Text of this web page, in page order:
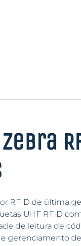
RFID de última
UHF RFID
de leitura de
gerenciamento